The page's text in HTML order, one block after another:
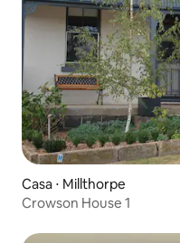
Casa ⋅ Millthorpe
Crowson House 1